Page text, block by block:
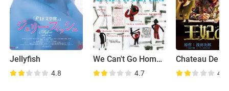
Jellyfish
4.8
We Can't Go Home Again
4.7 4.6